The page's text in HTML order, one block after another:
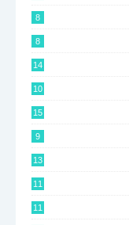
8
8
14
10
15
9
13
11
11